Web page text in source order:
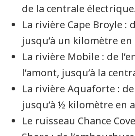
de la centrale
La rivière Cape Broyle :
jusqu’à un kilomètre
La rivière Mobile : de
l’amont, jusqu’à la
La rivière Aquaforte :
jusqu’à ½ kilomètre en
Le ruisseau Chance Cove